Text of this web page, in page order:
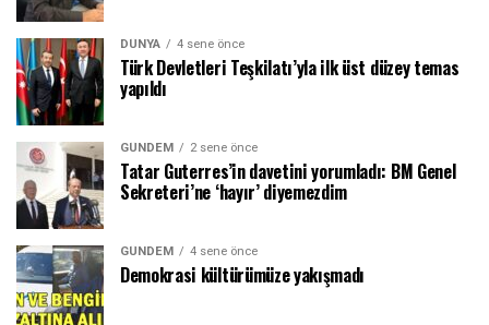
DÜNYA 4 sene önce
Türk Devletleri Teşkilatı’yla ilk üst düzey temas
yapıldı
GÜNDEM 2 sene önce
Tatar Guterres’in davetini yorumladı: BM Genel
Sekreteri’ne ‘hayır’ diyemezdim
GÜNDEM 4 sene önce
Demokrasi kültürümüze yakışmadı